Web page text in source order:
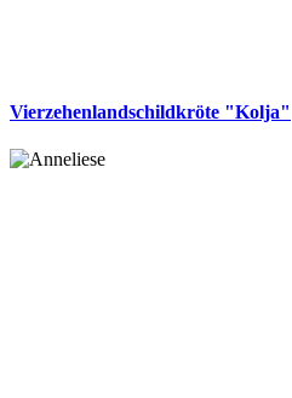
Vierzehenlandschildkröte "Kolja"